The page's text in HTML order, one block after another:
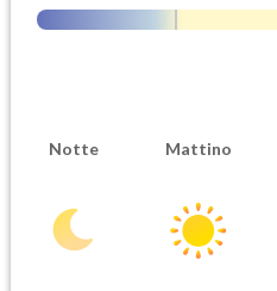
Notte Mattino